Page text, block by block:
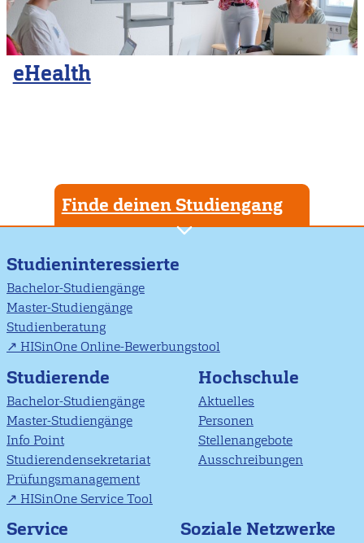
eHealth
Finde deinen Studiengang
Studieninteressierte
Bachelor-Studiengänge
Master-Studiengänge
Studienberatung
HISinOne Online-Bewerbungstool
Studierende
Bachelor-Studiengänge
Master-Studiengänge
Info Point
Studierendensekretariat
Prüfungsmanagement
HISinOne Service Tool
Hochschule
Aktuelles
Personen
Stellenangebote
Ausschreibungen
Service Soziale Netzwerke